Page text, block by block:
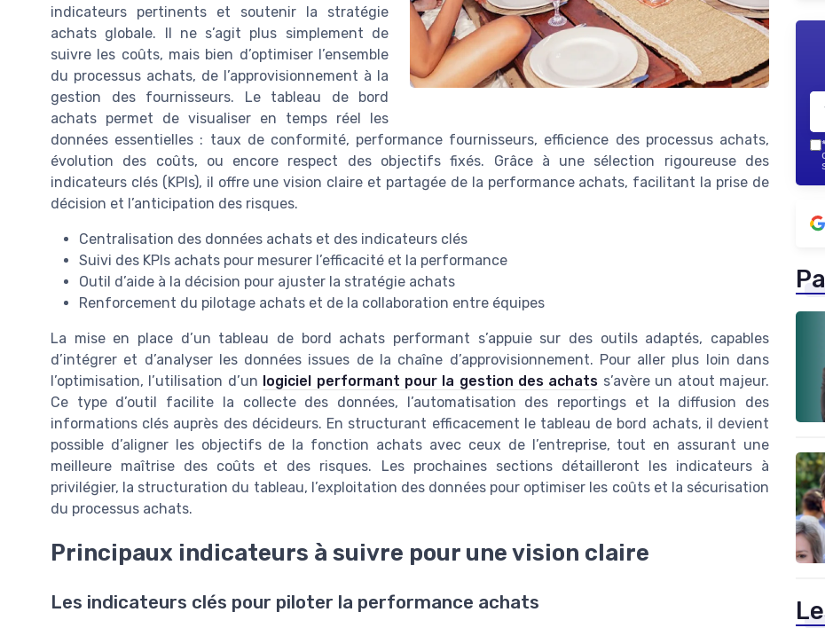
indicateurs pertinents et soutenir la stratégie
achats globale. Il ne s’agit plus simplement de
suivre les coûts, mais bien d’optimiser l’ensemble
du processus achats, de l’approvisionnement à la
gestion des fournisseurs. Le tableau de bord
achats permet de visualiser en temps réel les
données essentielles : taux de conformité, performance fournisseurs, efficience des processus achats,
évolution des coûts, ou encore respect des objectifs fixés. Grâce à une sélection rigoureuse des
indicateurs clés (KPIs), il offre une vision claire et partagée de la performance achats, facilitant la prise de
décision et l’anticipation des risques.
Centralisation des données achats et des indicateurs clés
Suivi des KPIs achats pour mesurer l’efficacité et la performance
Outil d’aide à la décision pour ajuster la stratégie achats
Renforcement du pilotage achats et de la collaboration entre équipes
La mise en place d’un tableau de bord achats performant s’appuie sur des outils adaptés, capables
d’intégrer et d’analyser les données issues de la chaîne d’approvisionnement. Pour aller plus loin dans
l’optimisation, l’utilisation d’un logiciel performant pour la gestion des achats s’avère un atout majeur.
Ce type d’outil facilite la collecte des données, l’automatisation des reportings et la diffusion des
informations clés auprès des décideurs. En structurant efficacement le tableau de bord achats, il devient
possible d’aligner les objectifs de la fonction achats avec ceux de l’entreprise, tout en assurant une
meilleure maîtrise des coûts et des risques. Les prochaines sections détailleront les indicateurs à
privilégier, la structuration du tableau, l’exploitation des données pour optimiser les coûts et la sécurisation
du processus achats.
Principaux indicateurs à suivre pour une vision claire
Les indicateurs clés pour piloter la performance achats
*